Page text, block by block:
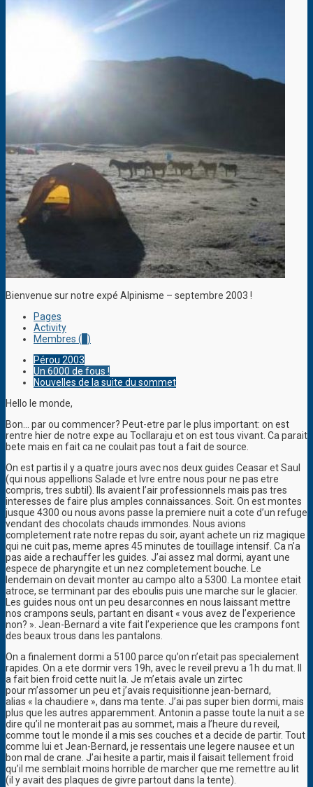
Bienvenue sur notre expé Alpinisme – septembre 2003 !
Pages
Activity
Membres ( )
Pérou 2003
Un 6000 de fous !
Nouvelles de la suite du sommet
Hello le monde,
Bon… par ou commencer? Peut-etre par le plus important: on est
rentre hier de notre expe au Tocllaraju et on est tous vivant. Ca parait
bete mais en fait ca ne coulait pas tout a fait de source.
On est partis il y a quatre jours avec nos deux guides Ceasar et Saul
(qui nous appellions Salade et Ivre entre nous pour ne pas etre
compris, tres subtil). Ils avaient l’air professionnels mais pas tres
interesses de faire plus amples connaissances. Soit. On est montes
jusque 4300 ou nous avons passe la premiere nuit a cote d’un refuge
vendant des chocolats chauds immondes. Nous avions
completement rate notre repas du soir, ayant achete un riz magique
qui ne cuit pas, meme apres 45 minutes de touillage intensif. Ca n’a
pas aide a rechauffer les guides. J’ai assez mal dormi, ayant une
espece de pharyngite et un nez completement bouche. Le
lendemain on devait monter au campo alto a 5300. La montee etait
atroce, se terminant par des eboulis puis une marche sur le glacier.
Les guides nous ont un peu desarconnes en nous laissant mettre
nos crampons seuls, partant en disant « vous avez de l’experience
non? ». Jean-Bernard a vite fait l’experience que les crampons font
des beaux trous dans les pantalons.
On a finalement dormi a 5100 parce qu’on n’etait pas specialement
rapides. On a ete dormir vers 19h, avec le reveil prevu a 1h du mat. Il
a fait bien froid cette nuit la. Je m’etais avale un zirtec
pour m’assomer un peu et j’avais requisitionne jean-bernard,
alias « la chaudiere », dans ma tente. J’ai pas super bien dormi, mais
plus que les autres apparemment. Antonin a passe toute la nuit a se
dire qu’il ne monterait pas au sommet, mais a l’heure du reveil,
comme tout le monde il a mis ses couches et a decide de partir. Tout
comme lui et Jean-Bernard, je ressentais une legere nausee et un
bon mal de crane. J’ai hesite a partir, mais il faisait tellement froid
qu’il me semblait moins horrible de marcher que me remettre au lit
(il y avait des plaques de givre partout dans la tente).